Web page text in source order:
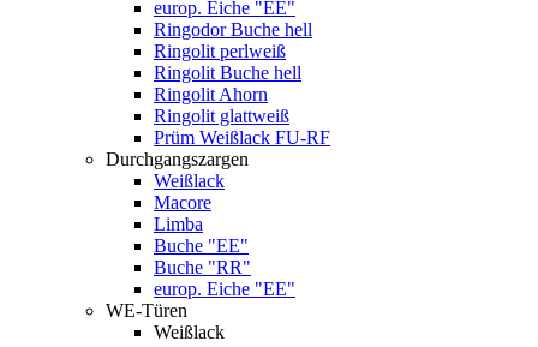
europ. Eiche "EE"
Ringodor Buche hell
Ringolit perlweiß
Ringolit Buche hell
Ringolit Ahorn
Ringolit glattweiß
Prüm Weißlack FU-RF
Durchgangszargen
Weißlack
Macore
Limba
Buche "EE"
Buche "RR"
europ. Eiche "EE"
WE-Türen
Weißlack